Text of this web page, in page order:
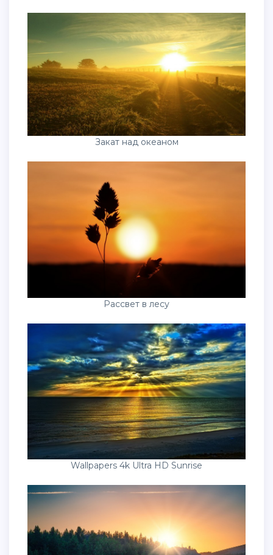
Закат над океаном
Рассвет в лесу
Wallpapers 4k Ultra HD Sunrise